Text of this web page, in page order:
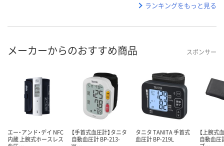
ランキングをもっと見る
メーカーからのおすすめ商品 スポンサー
エー・アンド・デイ NFC
内蔵 上腕式ホースレス
【手首式血圧計】タニタ
自動血圧計 BP-213-
タニタ TANITA 手首式
血圧計 BP-219L
【上腕式
自動血圧